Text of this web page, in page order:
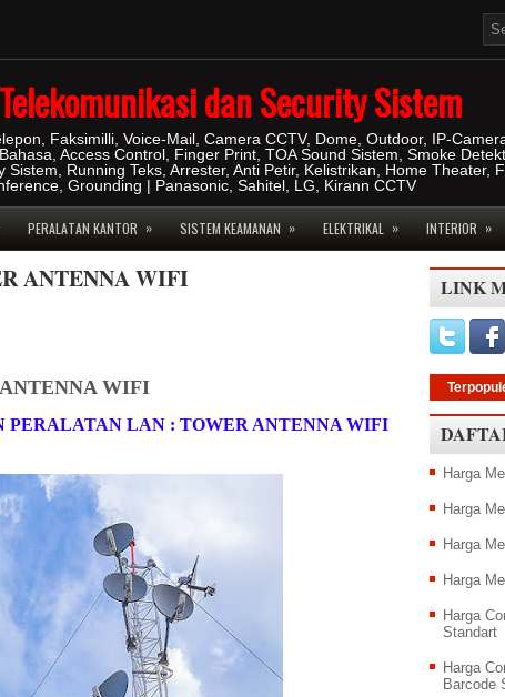
dan Security Sistem
Faksimilli, Voice-Mail, Camera CCTV, Dome, Outdoor, IP-
Access Control, Finger Print, TOA Sound Sistem, Smoke
Sistem, Running Teks, Arrester, Anti Petir, Kelistrikan, Home Theater,
Grounding | Panasonic, Sahitel, LG, Kirann CCTV
PERALATAN KANTOR » SISTEM KEAMANAN » ELEKTRIKAL » INTERIOR »
ANTENNA WIFI
WIFI
PERALATAN LAN : TOWER ANTENNA WIFI
LINK
Harga
Harga
Harga
Harga
Harga
Standart
Harga
Barcode